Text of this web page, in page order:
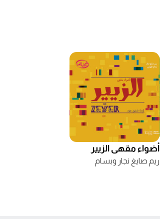
أضواء مقهى الزيير
ريم صايغ نجار وبسام